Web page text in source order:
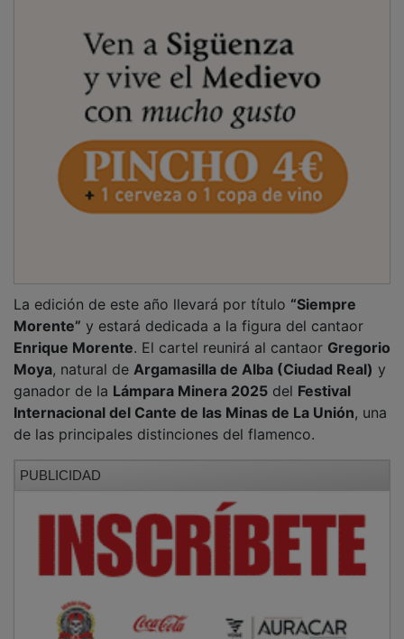
Morente”y estará dedicada a la figura del cantaor
Enrique Morente . El cartel reunirá al cantaorGregorio
Moya, natural deArgamasilla de Alba (Ciudad Real)y
ganador de la Lámpara Minera 2025delFestival
Internacional del Cante de las Minas de La Unión
de las principales distinciones del flamenco.